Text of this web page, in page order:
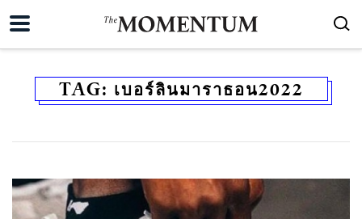
TAG: เบอร์ลินมาราธอน2022